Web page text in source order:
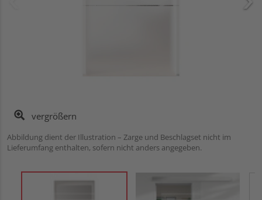
vergrößern
Abbildung dient der Illustration – Zarge und Beschlagset nicht im
Lieferumfang enthalten, sofern nicht anders angegeben.